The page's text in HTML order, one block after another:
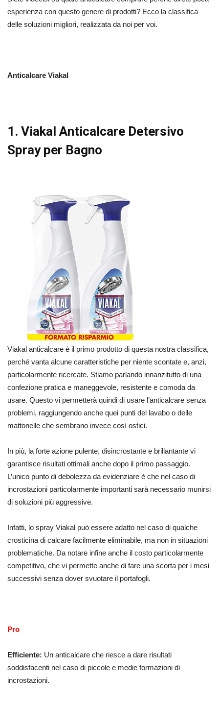
esperienza con questo genere di prodotti? Ecco la classifica
delle soluzioni migliori, realizzata da noi per voi.
Anticalcare Viakal
1. Viakal Anticalcare Detersivo
Spray per Bagno
Viakal anticalcare è il primo prodotto di questa nostra classifica,
perché vanta alcune caratteristiche per niente scontate e, anzi,
particolarmente ricercate. Stiamo parlando innanzitutto di una
confezione pratica e maneggevole, resistente e comoda da
usare. Questo vi permetterà quindi di usare l’anticalcare senza
problemi, raggiungendo anche quei punti del lavabo o delle
mattonelle che sembrano invece così ostici.
In più, la forte azione pulente, disincrostante e brillantante vi
garantisce risultati ottimali anche dopo il primo passaggio.
L’unico punto di debolezza da evidenziare è che nel caso di
incrostazioni particolarmente importanti sarà necessario munirsi
di soluzioni più aggressive.
Infatti, lo spray Viakal può essere adatto nel caso di qualche
crosticina di calcare facilmente eliminabile, ma non in situazioni
problematiche. Da notare infine anche il costo particolarmente
competitivo, che vi permette anche di fare una scorta per i mesi
successivi senza dover svuotare il portafogli.
Pro
Efficiente: Un anticalcare che riesce a dare risultati
soddisfacenti nel caso di piccole e medie formazioni di
incrostazioni.